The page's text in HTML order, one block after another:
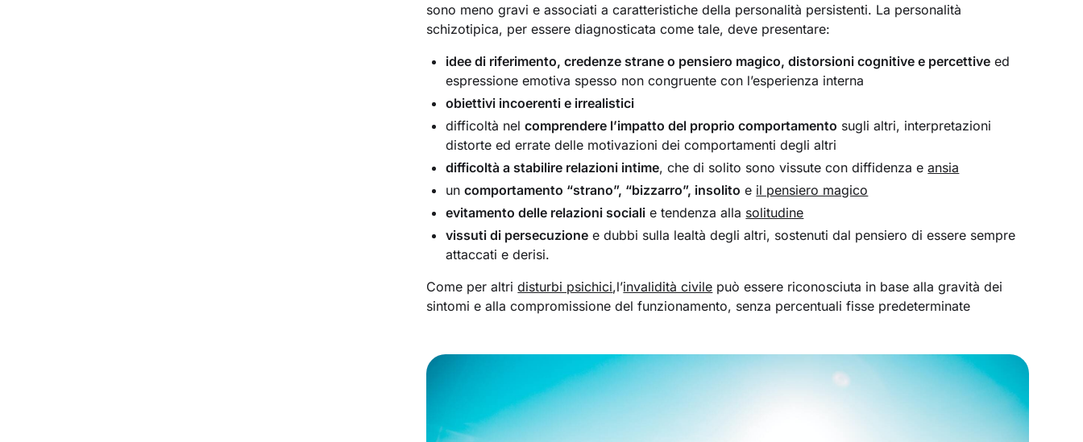
sono meno gravi e associati a caratteristiche della personalità persistenti. La personalità
schizotipica, per essere diagnosticata come tale, deve presentare:
idee di riferimento, credenze strane o pensiero magico, distorsioni cognitive e percettive ed
espressione emotiva spesso non congruente con l’esperienza interna
obiettivi incoerenti e irrealistici
difficoltà nelcomprendere l’impatto del proprio comportamento sugli altri, interpretazioni
distorte ed errate delle motivazioni dei comportamenti degli altri
difficoltà a stabilire relazioni intime, che di solito sono vissute con diffidenza eansia
uncomportamento “strano”, “bizzarro”, insolito e il pensiero magico
evitamento delle relazioni sociali e tendenza alla solitudine
vissuti di persecuzione e dubbi sulla lealtà degli altri, sostenuti dal pensiero di essere sempre
attaccati e derisi.
Come per altridisturbi psichici,l’invalidità civile può essere riconosciuta in base alla gravità dei
sintomi e alla compromissione del funzionamento, senza percentuali fisse predeterminate